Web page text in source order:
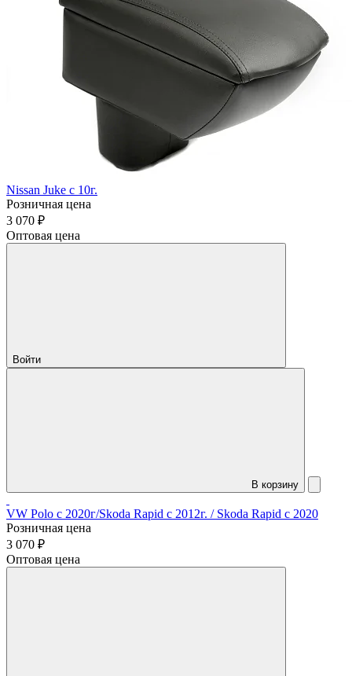
Nissan Juke с 10г.
Розничная цена
3 070 ₽
Оптовая цена
Войти
В корзину
VW Polo c 2020г/Skoda Rapid c 2012г. / Skoda Rapid с 2020
Розничная цена
3 070 ₽
Оптовая цена